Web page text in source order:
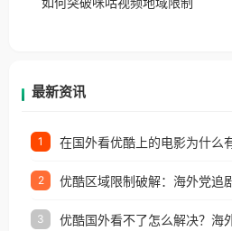
户收听网易云音乐地区
最新资讯
1
2
3